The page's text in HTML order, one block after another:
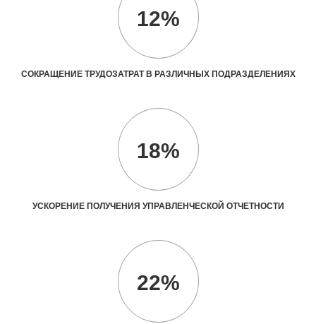
12%
СОКРАЩЕНИЕ ТРУДОЗАТРАТ В РАЗЛИЧНЫХ ПОДРАЗДЕЛЕНИЯХ
18%
УСКОРЕНИЕ ПОЛУЧЕНИЯ УПРАВЛЕНЧЕСКОЙ ОТЧЕТНОСТИ
22%